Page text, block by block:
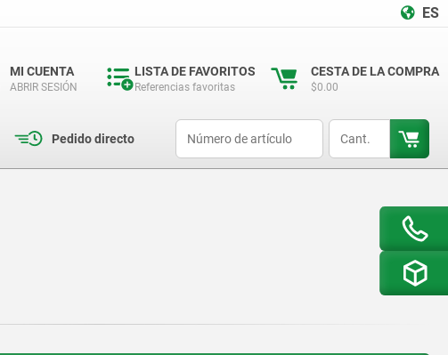
ES
MI CUENTA
ABRIR SESIÓN
LISTA DE FAVORITOS
Referencias favoritas
CESTA DE LA COMPRA
$0.00
Pedido directo